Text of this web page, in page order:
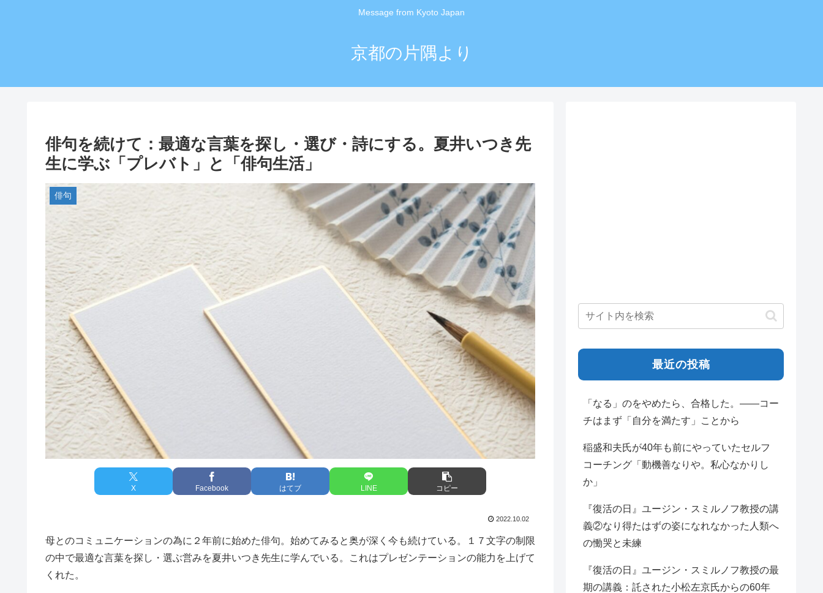
Message from Kyoto Japan
京都の片隅より
俳句を続けて：最適な言葉を探し・選び・詩にする。夏井いつき先
生に学ぶ「プレバト」と「俳句生活」
俳句
X Facebook はてブ LINE コピー
2022.10.02
母とのコミュニケーションの為に２年前に始めた俳句。始めてみると奥が深く今も続けている。１７文字の制限
の中で最適な言葉を探し・選ぶ営みを夏井いつき先生に学んでいる。これはプレゼンテーションの能力を上げて
くれた。
最近の投稿
「なる」のをやめたら、合格した。——コー
チはまず「自分を満たす」ことから
稲盛和夫氏が40年も前にやっていたセルフ
コーチング「動機善なりや。私心なかりし
か」
『復活の日』ユージン・スミルノフ教授の講
義②なり得たはずの姿になれなかった人類へ
の慟哭と未練
『復活の日』ユージン・スミルノフ教授の最
期の講義：託された小松左京氏からの60年